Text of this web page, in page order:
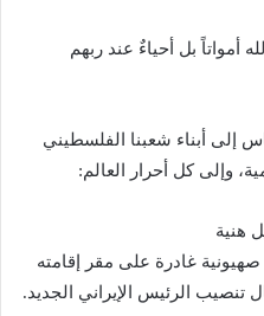
أمواتاً بل أحياءٌ عند ربهم
إلى أبناء شعبنا الفلسطيني
وإلى كل أحرار العالم:
هنية
غادرة على مقر إقامته
الرئيس الإيراني الجديد.